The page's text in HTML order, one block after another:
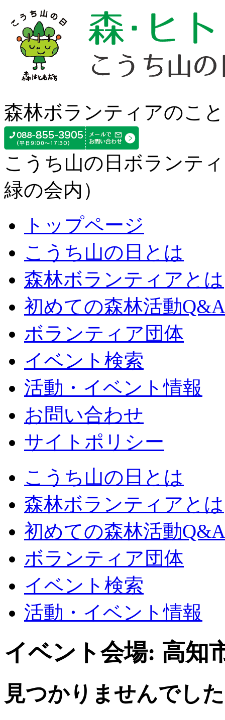
森林ボランティアのこ
こうち山の日ボランテ
緑の会内）
トップページ
こうち山の日とは
森林ボランティアとは
初めての森林活動Q&A
ボランティア団体
イベント検索
活動・イベント情報
お問い合わせ
サイトポリシー
こうち山の日とは
森林ボランティアとは
初めての森林活動Q&A
ボランティア団体
イベント検索
活動・イベント情報
イベント会場: 高知
見つかりませんでした